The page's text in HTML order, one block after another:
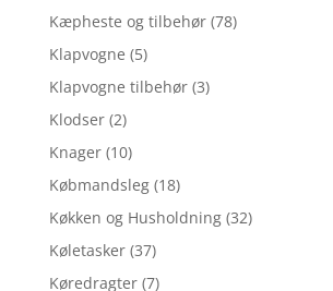
Kæpheste og tilbehør (78)
Klapvogne (5)
Klapvogne tilbehør (3)
Klodser (2)
Knager (10)
Købmandsleg (18)
Køkken og Husholdning (32)
Køletasker (37)
Køredragter (7)